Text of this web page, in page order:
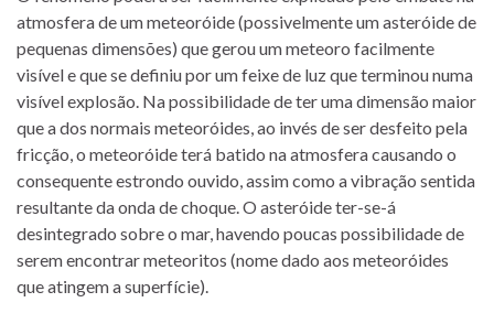
atmosfera de um meteoróide (possivelmente um asteróide de
pequenas dimensões) que gerou um meteoro facilmente
visível e que se definiu por um feixe de luz que terminou numa
visível explosão. Na possibilidade de ter uma dimensão maior
que a dos normais meteoróides, ao invés de ser desfeito pela
fricção, o meteoróide terá batido na atmosfera causando o
consequente estrondo ouvido, assim como a vibração sentida
resultante da onda de choque. O asteróide ter-se-á
desintegrado sobre o mar, havendo poucas possibilidade de
serem encontrar meteoritos (nome dado aos meteoróides
que atingem a superfície).